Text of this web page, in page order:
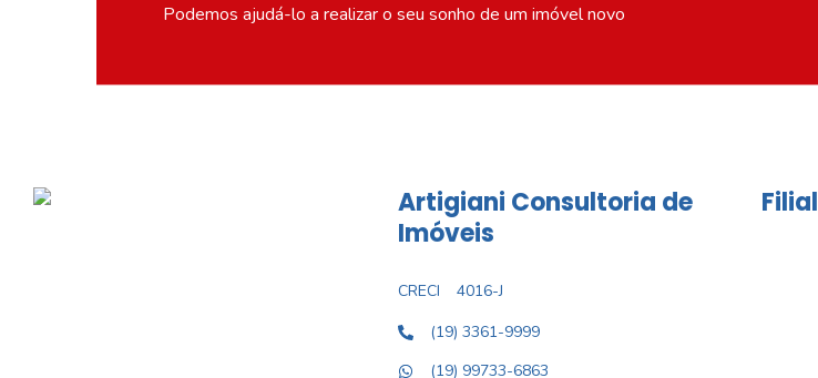
Podemos ajudá-lo a realizar o seu sonho de um imóvel novo
Artigiani Consultoria de
Imóveis
CRECI
4016-J
(19) 3361-9999
(19) 99733-6863
Filial